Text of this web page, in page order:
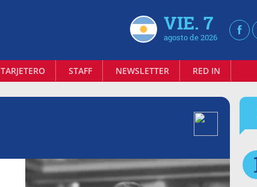
VIE. 7
agosto de 2026
TARJETERO STAFF NEWSLETTER RED IN